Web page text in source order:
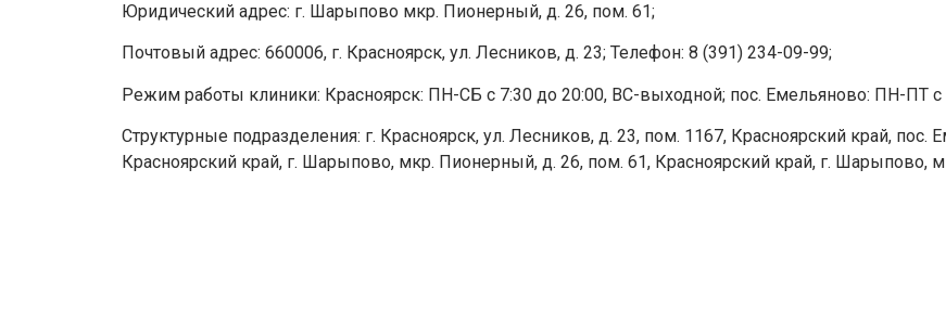
Юридический адрес: г. Шарыпово мкр. Пионерный, д. 26, пом. 61;
Почтовый адрес: 660006, г. Красноярск, ул. Лесников, д. 23; Телефон: 8 (391) 234-09-99;
Режим работы клиники: Красноярск: ПН-СБ с 7:30 до 20:00, ВС-выходной; пос. Емельяново: ПН-ПТ с
Структурные подразделения: г. Красноярск, ул. Лесников, д. 23, пом. 1167, Красноярский край, пос.
Красноярский край, г. Шарыпово, мкр. Пионерный, д. 26, пом. 61, Красноярский край, г. Шарыпово,